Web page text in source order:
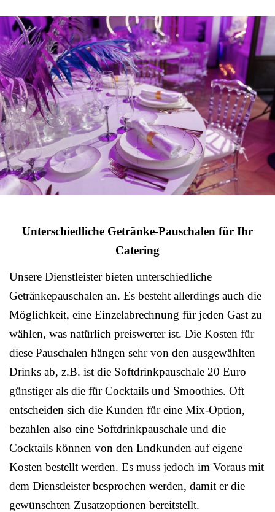
Unterschiedliche Getränke-Pauschalen für Ihr
Catering
Unsere Dienstleister bieten unterschiedliche
Getränkepauschalen an. Es besteht allerdings auch die
Möglichkeit, eine Einzelabrechnung für jeden Gast zu
wählen, was natürlich preiswerter ist. Die Kosten für
diese Pauschalen hängen sehr von den ausgewählten
Drinks ab, z.B. ist die Softdrinkpauschale 20 Euro
günstiger als die für Cocktails und Smoothies. Oft
entscheiden sich die Kunden für eine Mix-Option,
bezahlen also eine Softdrinkpauschale und die
Cocktails können von den Endkunden auf eigene
Kosten bestellt werden. Es muss jedoch im Voraus mit
dem Dienstleister besprochen werden, damit er die
gewünschten Zusatzoptionen bereitstellt.